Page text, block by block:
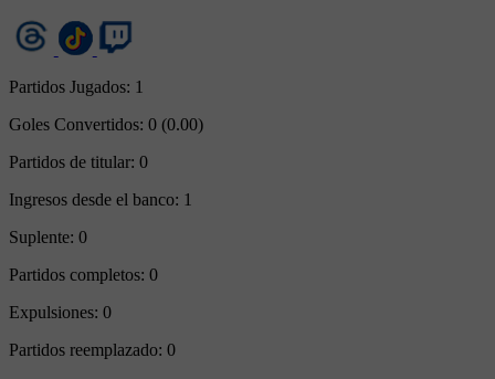
Partidos Jugados: 1
Goles Convertidos: 0 (0.00)
Partidos de titular: 0
Ingresos desde el banco: 1
Suplente: 0
Partidos completos: 0
Expulsiones: 0
Partidos reemplazado: 0